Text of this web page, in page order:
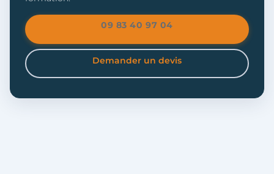
09 83 40 97 04
Demander un devis